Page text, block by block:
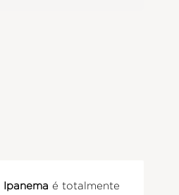
Ipanema é totalmente